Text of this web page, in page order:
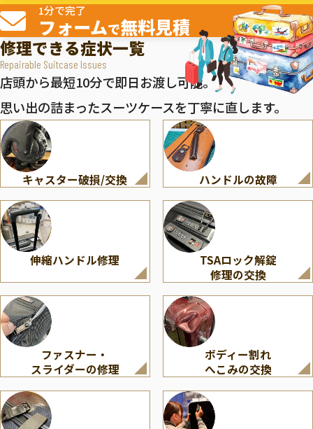
1分で完了
フォームで無料見積
修理できる症状一覧
Repairable Suitcase Issues
店頭から最短10分で即日お渡し可能。
思い出の詰まったスーツケースを丁寧に直します。
キャスター破損/交換 ハンドルの故障
伸縮ハンドル修理
TSAロック解錠
修理の交換
ファスナー・
スライダーの修理
ボディー割れ
へこみの交換